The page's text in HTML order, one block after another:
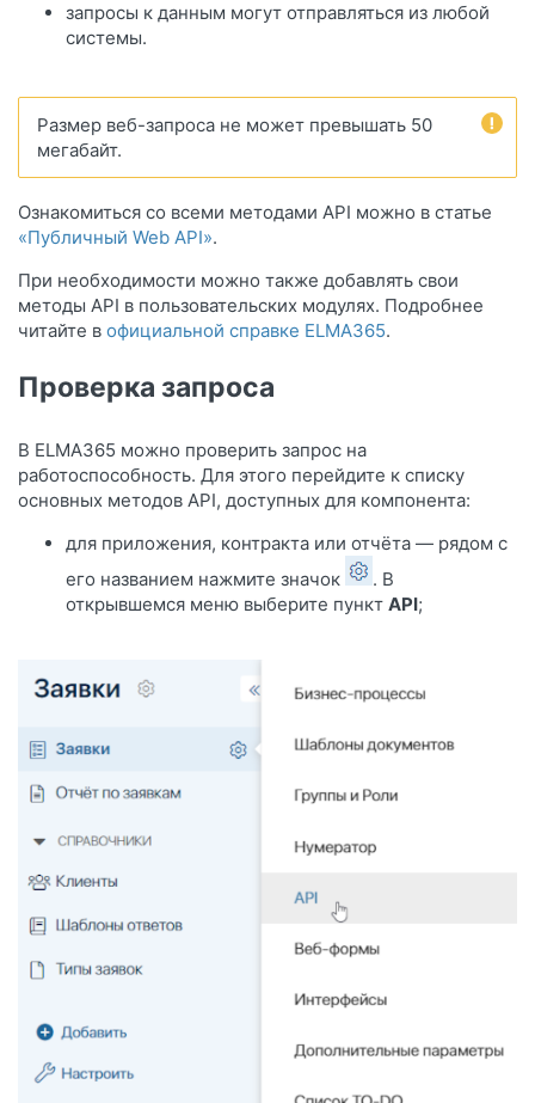
запросы к данным могут отправляться из любой
системы.
Размер веб-запроса не может превышать 50
мегабайт.
Ознакомиться со всеми методами API можно в статье
«Публичный Web API».
При необходимости можно также добавлять свои
методы API в пользовательских модулях. Подробнее
читайте в официальной справке ELMA365.
Проверка запроса
В ELMA365 можно проверить запрос на
работоспособность. Для этого перейдите к списку
основных методов API, доступных для компонента:
для приложения, контракта или отчёта — рядом с
его названием нажмите значок
. В
открывшемся меню выберите пункт API;